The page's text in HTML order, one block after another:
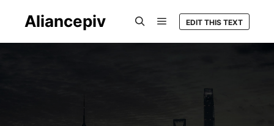
Aliancepiv EDIT THIS TEXT